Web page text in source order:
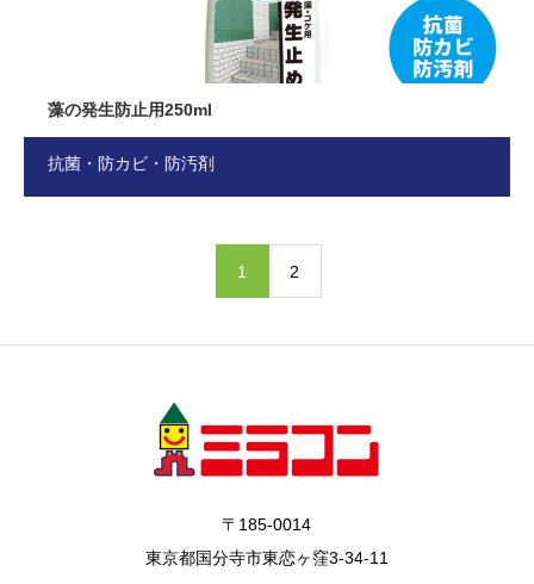
藻の発生防止用250ml
抗菌・防カビ・防汚剤
1 2
〒185-0014
東京都国分寺市東恋ヶ窪3-34-11